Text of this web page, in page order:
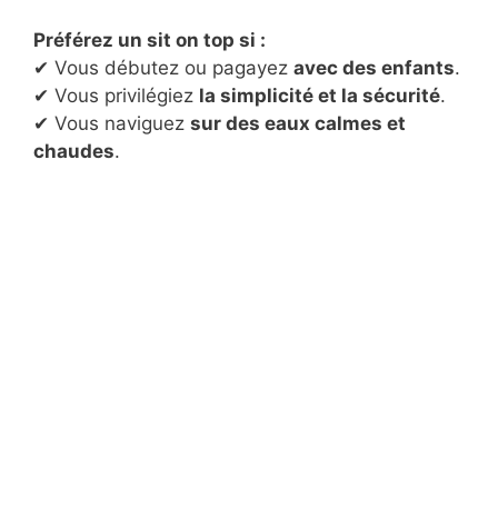
Préférez un sit on top si :
✔ Vous débutez ou pagayez avec des enfants.
✔ Vous privilégiez la simplicité et la sécurité.
✔ Vous naviguez sur des eaux calmes et
chaudes.